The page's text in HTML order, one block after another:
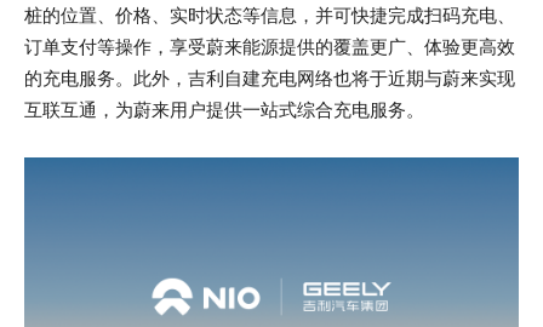
桩的位置、价格、实时状态等信息，并可快捷完成扫码充电、
订单支付等操作，享受蔚来能源提供的覆盖更广、体验更高效
的充电服务。此外，吉利自建充电网络也将于近期与蔚来实现
互联互通，为蔚来用户提供一站式综合充电服务。